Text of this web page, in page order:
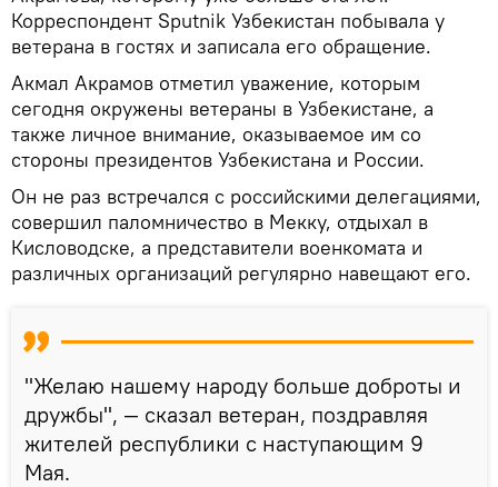
Корреспондент Sputnik Узбекистан побывала у
ветерана в гостях и записала его обращение.
Акмал Акрамов отметил уважение, которым
сегодня окружены ветераны в Узбекистане, а
также личное внимание, оказываемое им со
стороны президентов Узбекистана и России.
Он не раз встречался с российскими делегациями,
совершил паломничество в Мекку, отдыхал в
Кисловодске, а представители военкомата и
различных организаций регулярно навещают его.
"Желаю нашему народу больше доброты и
дружбы", — сказал ветеран, поздравляя
жителей республики с наступающим 9
Мая.